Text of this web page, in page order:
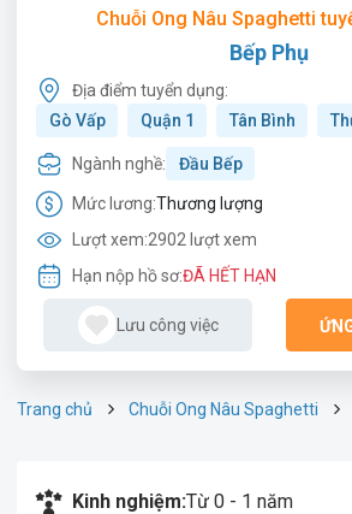
Chuỗi Ong Nâu Spaghetti
Bếp Phụ
Địa điểm tuyển dụng:
Gò Vấp
Quận 1 Tân Bình
Ngành nghề: Đầu Bếp
Mức lương:Thương lượng
Lượt xem:2902 lượt xem
Hạn nộp hồ sơ:ĐÃ HẾT HẠN
Lưu công việc
Trang chủ Chuỗi Ong Nâu Spaghetti
Kinh nghiệm:Từ 0 - 1 năm